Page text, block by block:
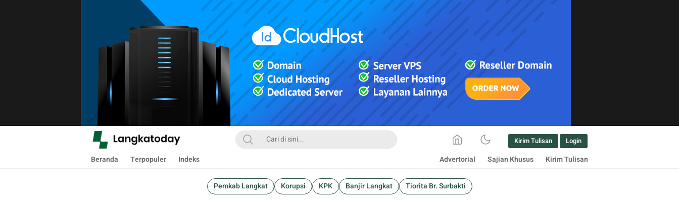
Langkatoday.com
Suara Lokal, Informasi Global
Kirim Tulisan Login
Beranda Terpopuler Indeks Advertorial Sajian Khusus Kirim Tulisan
Pemkab Langkat Korupsi KPK Banjir Langkat Tiorita Br. Surbakti